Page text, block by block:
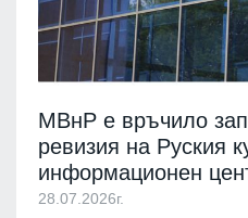
МВнР е връчило
ревизия на Руския
информационен
28.07.2026г.